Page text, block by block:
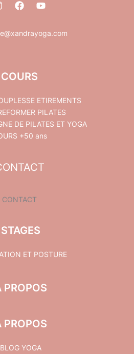
COURS
ETIREMENTS
PILATES
DE PILATES ET YOGA
+50 ans
CONTACT
STAGES
ET POSTURE
PROPOS
PROPOS
BLOG YOGA